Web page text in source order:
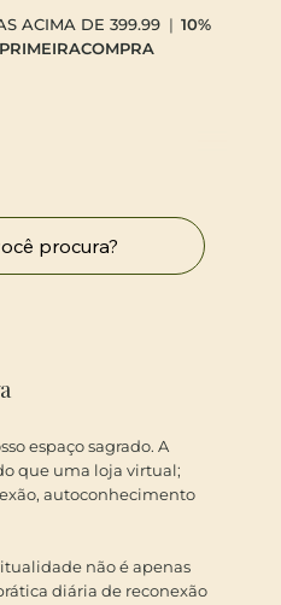
ACIMA DE 399.99 |10%
PRIMEIRACOMPRA
procura?
espaço sagrado. A
que uma loja virtual;
autoconhecimento
não é apenas
diária de reconexão